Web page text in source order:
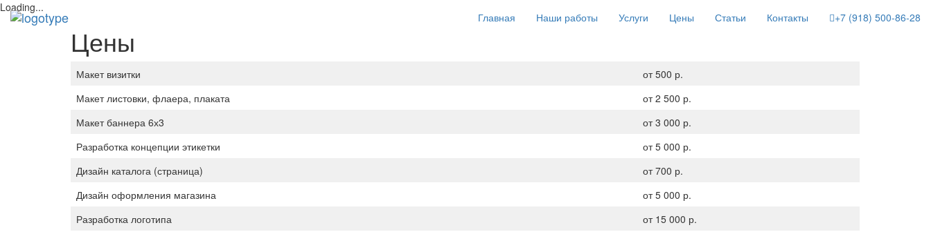
Loading...
Главная Наши работы Услуги Цены Статьи Контакты +7 (918) 500-86-28
Цены
Макет визитки
от 500 р.
Макет листовки, флаера, плаката
от 2 500 р.
Макет баннера 6х3
от 3 000 р.
Разработка концепции этикетки
от 5 000 р.
Дизайн каталога (страница)
от 700 р.
Дизайн оформления магазина
от 5 000 р.
Разработка логотипа
от 15 000 р.